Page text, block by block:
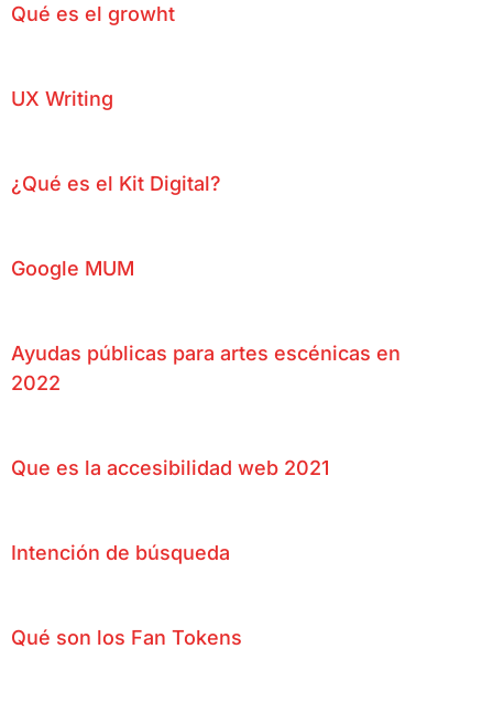
Qué es el growht
UX Writing
¿Qué es el Kit Digital?
Google MUM
Ayudas públicas para artes escénicas en
2022
Que es la accesibilidad web 2021
Intención de búsqueda
Qué son los Fan Tokens